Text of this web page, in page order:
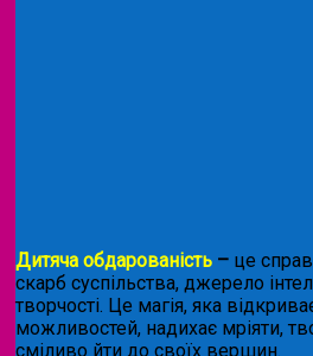
Дитяча обдарованість – це
скарб суспільства, джерело
творчості. Це магія, яка
можливостей, надихає мріяти,
сміливо йти до своїх вершин.